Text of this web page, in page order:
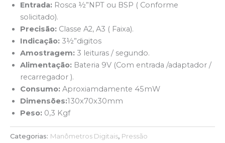
Entrada: Rosca ½”NPT ou BSP ( Conforme
solicitado).
Precisão: Classe A2, A3 ( Faixa).
Indicação: 3½”digitos
Amostragem: 3 leituras / segundo.
Alimentação: Bateria 9V (Com entrada /adaptador /
recarregador ).
Consumo: Aproxiamdamente 45mW
Dimensões:130x70x30mm
Peso: 0,3 Kgf
Categorias: Manômetros Digitais, Pressão